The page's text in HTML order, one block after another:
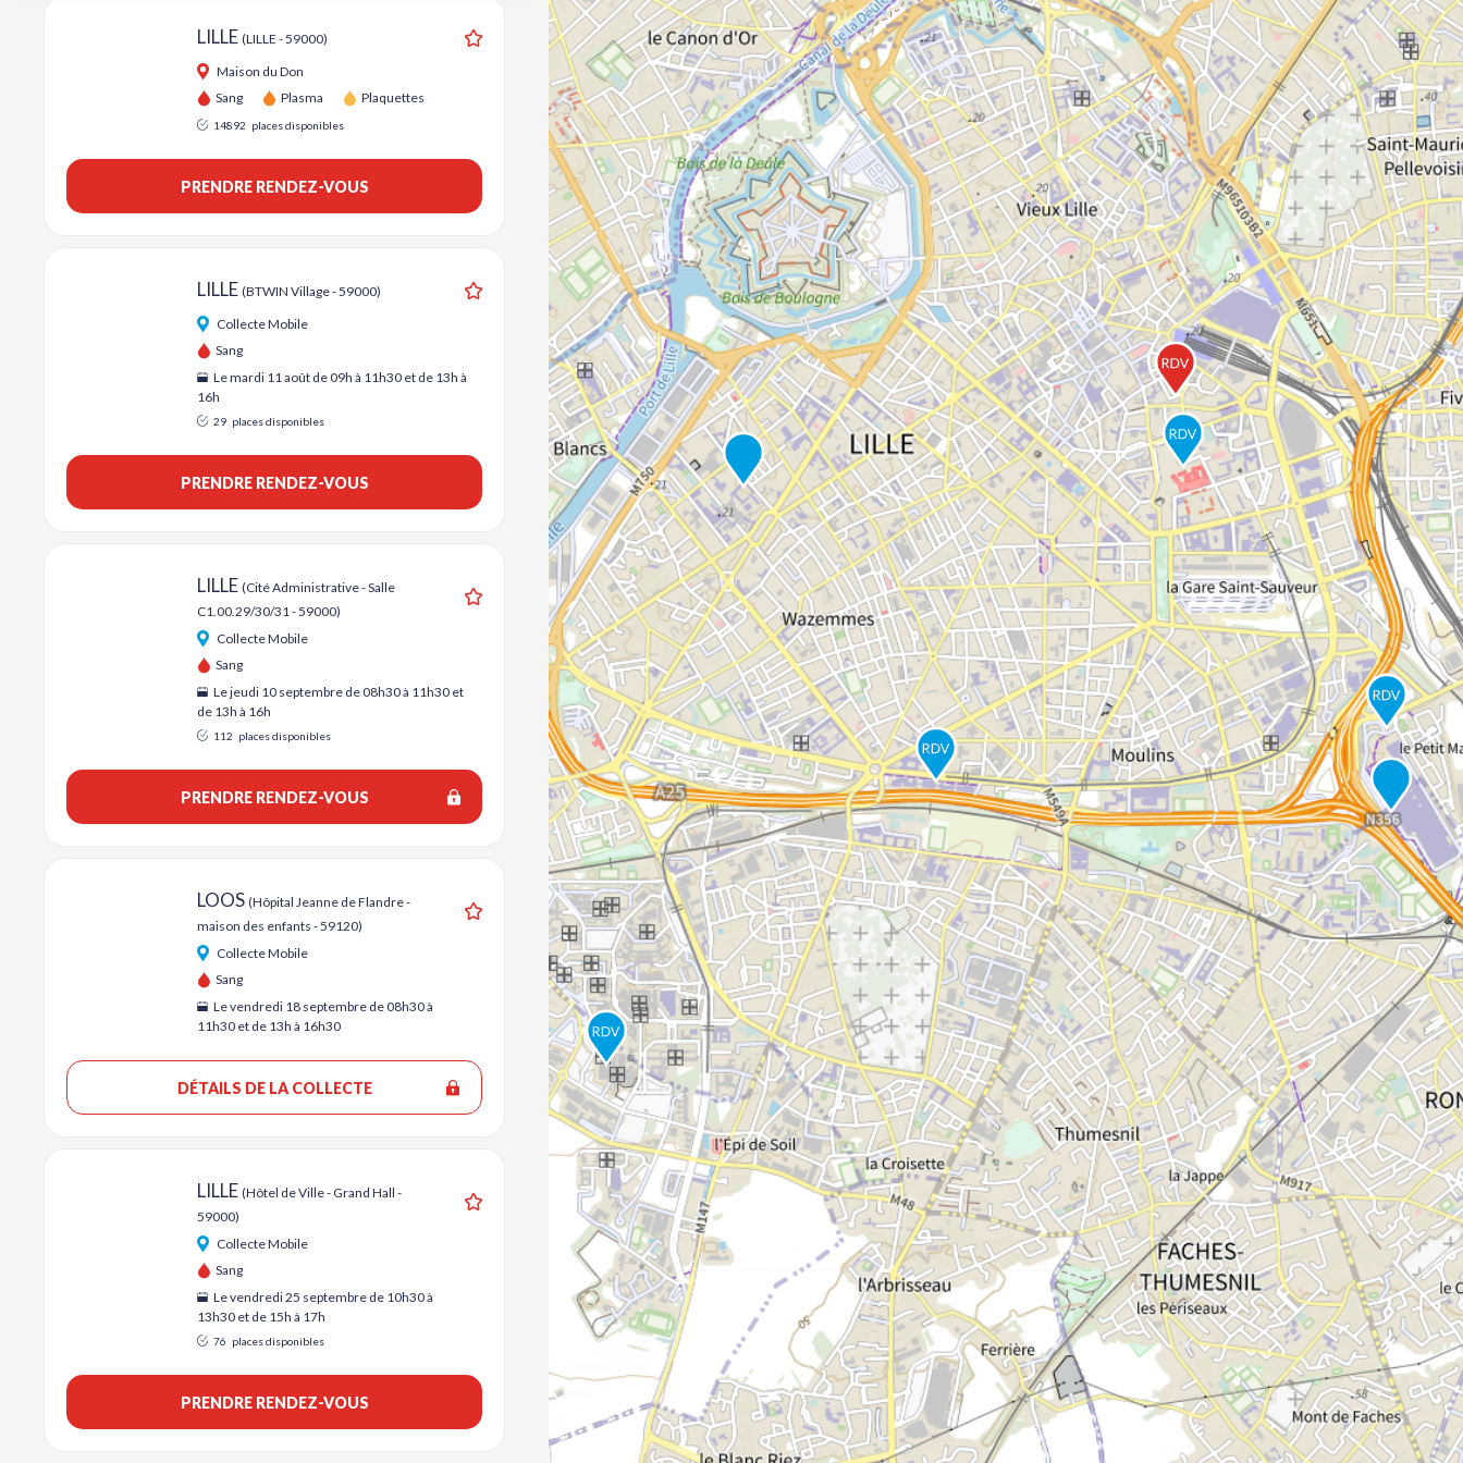
LILLE (LILLE - 59000)
Ajouter aux favoris
Maison du Don
Sang
Plasma Plaquettes
14892 places disponibles
PRENDRE RENDEZ-VOUS
LILLE (BTWIN Village - 59000)
Ajouter aux favoris
Collecte Mobile
Sang
Le mardi 11 août de 09h à 11h30 et de 13h à
16h
29 places disponibles
PRENDRE RENDEZ-VOUS
LILLE (Cité Administrative - Salle
C1.00.29/30/31 - 59000)
Ajouter aux favoris
Collecte Mobile
Sang
Le jeudi 10 septembre de 08h30 à 11h30 et
de 13h à 16h
112 places disponibles
PRENDRE RENDEZ-VOUS
LOOS (Hôpital Jeanne de Flandre -
maison des enfants - 59120)
Ajouter aux favoris
Collecte Mobile
Sang
Le vendredi 18 septembre de 08h30 à
11h30 et de 13h à 16h30
DÉTAILS DE LA COLLECTE
LILLE (Hôtel de Ville - Grand Hall -
59000)
Ajouter aux favoris
Collecte Mobile
Sang
Le vendredi 25 septembre de 10h30 à
13h30 et de 15h à 17h
76 places disponibles
PRENDRE RENDEZ-VOUS